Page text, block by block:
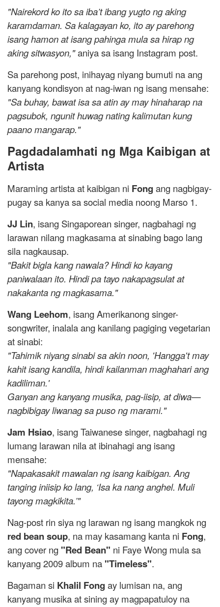
"Nairekord ko ito sa iba’t ibang yugto ng aking
karamdaman. Sa kalagayan ko, ito ay parehong
isang hamon at isang pahinga mula sa hirap ng
aking sitwasyon,"aniya sa isang Instagram post.
Sa parehong post, inihayag niyang bumuti na ang
kanyang kondisyon at nag-iwan ng isang mensahe:
"Sa buhay, bawat isa sa atin ay may hinaharap na
pagsubok, ngunit huwag nating kalimutan kung
paano mangarap."
Pagdadalamhati ng Mga Kaibigan at
Artista
Maraming artista at kaibigan ni Fong ang nagbigay-
pugay sa kanya sa social media noong Marso 1.
JJ Lin, isang Singaporean singer, nagbahagi ng
larawan nilang magkasama at sinabing bago lang
sila nagkausap.
"Bakit bigla kang nawala? Hindi ko kayang
paniwalaan ito. Hindi pa tayo nakapagsulat at
nakakanta ng magkasama."
Wang Leehom, isang Amerikanong singer-
songwriter, inalala ang kanilang pagiging vegetarian
at sinabi:
"Tahimik niyang sinabi sa akin noon, 'Hangga't may
kahit isang kandila, hindi kailanman maghahari ang
kadiliman.'
Ganyan ang kanyang musika, pag-iisip, at diwa—
nagbibigay liwanag sa puso ng marami."
Jam Hsiao, isang Taiwanese singer, nagbahagi ng
lumang larawan nila at ibinahagi ang isang
mensahe:
"Napakasakit mawalan ng isang kaibigan. Ang
tanging iniisip ko lang, ‘Isa ka nang anghel. Muli
tayong magkikita.’"
Nag-post rin siya ng larawan ng isang mangkok ng
red bean soup, na may kasamang kanta ni Fong,
ang cover ng "Red Bean" ni Faye Wong mula sa
kanyang 2009 album na "Timeless".
Bagaman si Khalil Fong ay lumisan na, ang
kanyang musika at sining ay magpapatuloy na